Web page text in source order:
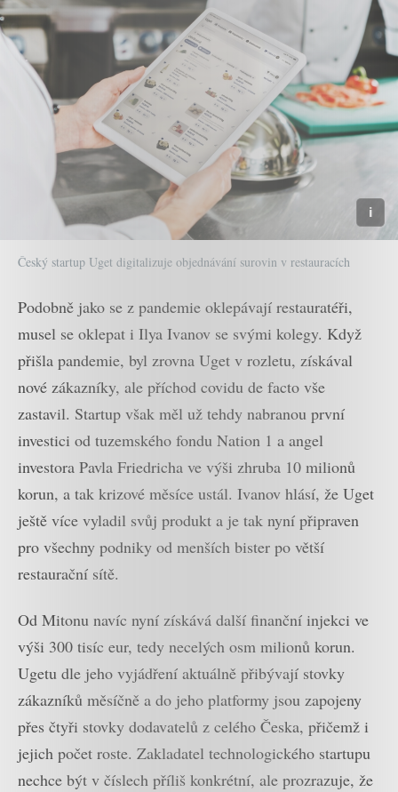
Český startup Uget digitalizuje objednávání surovin v restauracích
Podobně jako se z pandemie oklepávají restauratéři,
musel se oklepat i Ilya Ivanov se svými kolegy. Když
přišla pandemie, byl zrovna Uget v rozletu, získával
nové zákazníky, ale příchod covidu de facto vše
zastavil. Startup však měl už tehdy nabranou první
investici od tuzemského fondu Nation 1 a angel
investora Pavla Friedricha ve výši zhruba 10 milionů
korun, a tak krizové měsíce ustál. Ivanov hlásí, že Uget
ještě více vyladil svůj produkt a je tak nyní připraven
pro všechny podniky od menších bister po větší
restaurační sítě.
Od Mitonu navíc nyní získává další finanční injekci ve
výši 300 tisíc eur, tedy necelých osm milionů korun.
Ugetu dle jeho vyjádření aktuálně přibývají stovky
zákazníků měsíčně a do jeho platformy jsou zapojeny
přes čtyři stovky dodavatelů z celého Česka, přičemž i
jejich počet roste. Zakladatel technologického startupu
nechce být v číslech příliš konkrétní, ale prozrazuje, že